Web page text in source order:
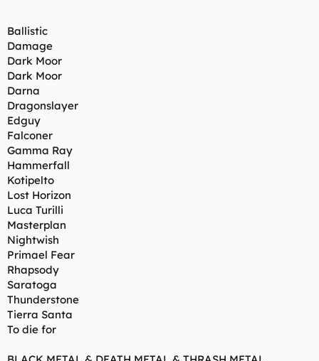
Ballistic
Damage
Dark Moor
Dark Moor
Darna
Dragonslayer
Edguy
Falconer
Gamma Ray
Hammerfall
Kotipelto
Lost Horizon
Luca Turilli
Masterplan
Nightwish
Primael Fear
Rhapsody
Saratoga
Thunderstone
Tierra Santa
To die for